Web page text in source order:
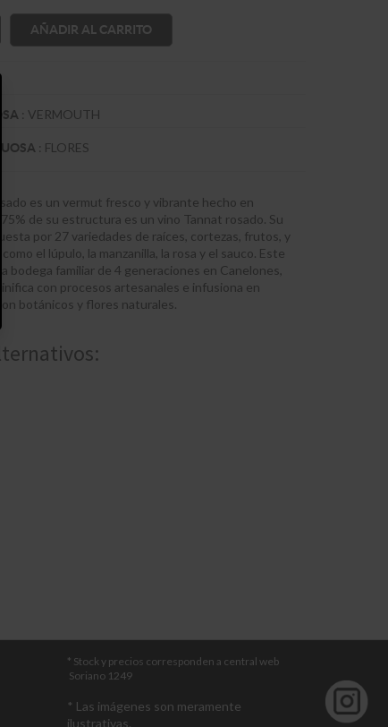
AÑADIR AL CARRITO
: VERMOUTH
: FLORES
es un vermut fresco y vibrante hecho en
75% de su estructura es un vino Tannat rosado. Su
por 27 variedades de raíces, cortezas, frutos, y
el lúpulo, la manzanilla, la rosa y el sauco. Este
bodega familiar de 4 generaciones en Canelones,
con procesos artesanales e infusiona en
botánicos y flores naturales.
* Stock y precios corresponden a central web
Soriano 1249
* Las imágenes son meramente
ilustrativas.